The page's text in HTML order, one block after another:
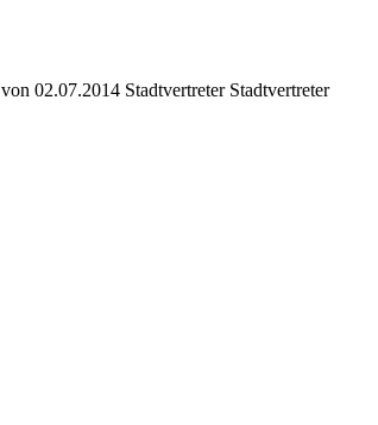
von 02.07.2014 Stadtvertreter Stadtvertreter